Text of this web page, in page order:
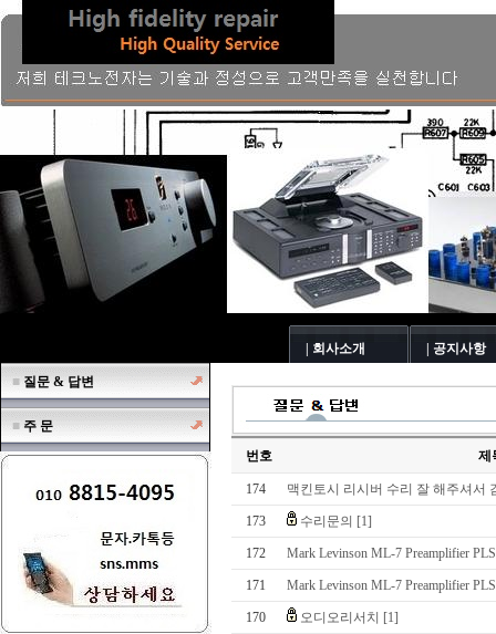
| 공지사항
| 회사소개
■ 질문 & 답변
■ 주 문
번호
제
174 맥킨토시 리시버 수리 잘 해주셔서
173 수리문의 [1]
172 Mark Levinson ML-7 Preamplifier
171 Mark Levinson ML-7 Preamplifier
170 오디오리서치 [1]